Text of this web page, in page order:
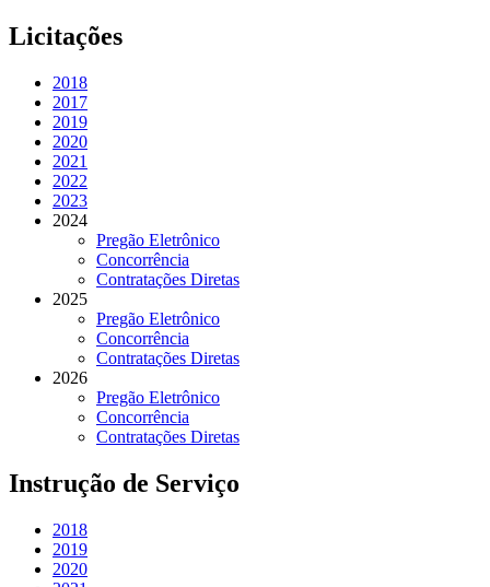
Licitações
2018
2017
2019
2020
2021
2022
2023
2024
Pregão Eletrônico
Concorrência
Contratações Diretas
2025
Pregão Eletrônico
Concorrência
Contratações Diretas
2026
Pregão Eletrônico
Concorrência
Contratações Diretas
Instrução de Serviço
2018
2019
2020